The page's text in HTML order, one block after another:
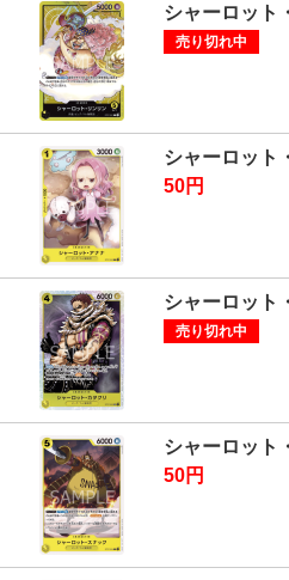
シャーロット
売り切れ中
シャーロット
50円
シャーロット
売り切れ中
シャーロット
50円